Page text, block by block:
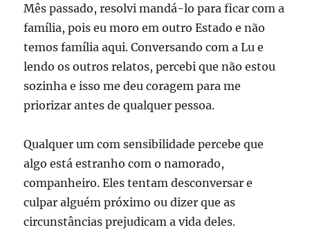
Mês passado, resolvi mandá-lo para ficar com a
família, pois eu moro em outro Estado e não
temos família aqui. Conversando com a Lu e
lendo os outros relatos, percebi que não estou
sozinha e isso me deu coragem para me
priorizar antes de qualquer pessoa.
Qualquer um com sensibilidade percebe que
algo está estranho com o namorado,
companheiro. Eles tentam desconversar e
culpar alguém próximo ou dizer que as
circunstâncias prejudicam a vida deles.